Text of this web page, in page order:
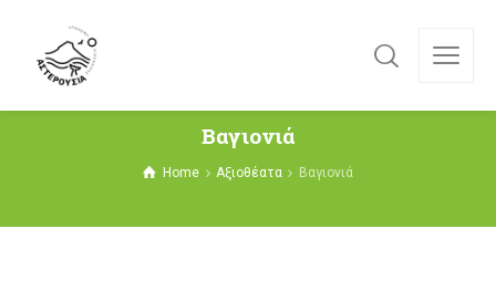
Βαγιονιά
Home Αξιοθέατα Βαγιονιά